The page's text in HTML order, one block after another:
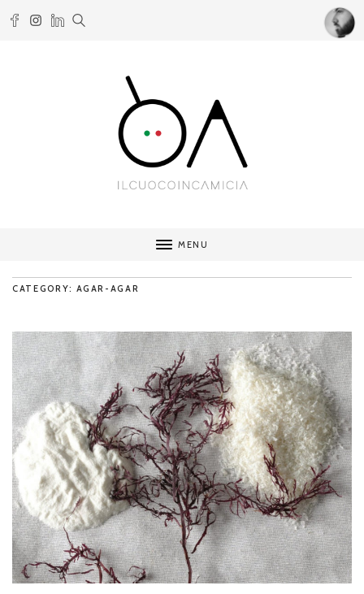
MENU
CATEGORY: AGAR-AGAR